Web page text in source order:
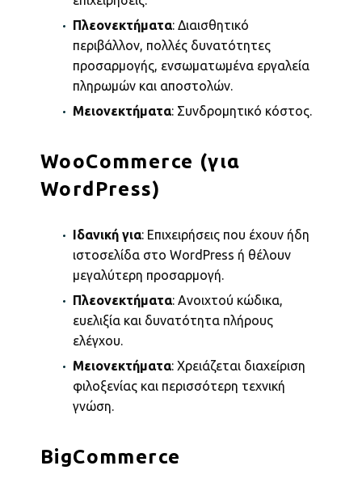
Πλεονεκτήματα: Διαισθητικό
περιβάλλον, πολλές δυνατότητες
προσαρμογής, ενσωματωμένα εργαλεία
πληρωμών και αποστολών.
Μειονεκτήματα: Συνδρομητικό κόστος.
WooCommerce (για
WordPress)
Ιδανική για: Επιχειρήσεις που έχουν ήδη
ιστοσελίδα στο WordPress ή θέλουν
μεγαλύτερη προσαρμογή.
Πλεονεκτήματα: Ανοιχτού κώδικα,
ευελιξία και δυνατότητα πλήρους
ελέγχου.
Μειονεκτήματα: Χρειάζεται διαχείριση
φιλοξενίας και περισσότερη τεχνική
γνώση.
BigCommerce